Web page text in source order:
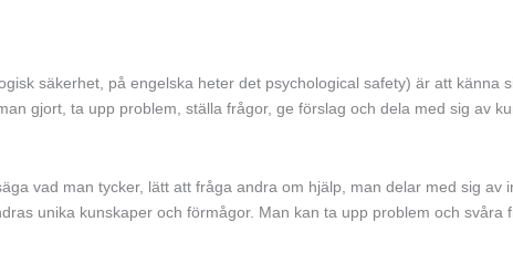
säkerhet, på engelska heter det psychological safety) är att känna
gjort, ta upp problem, ställa frågor, ge förslag och dela med sig av
vad man tycker, lätt att fråga andra om hjälp, man delar med sig
unika kunskaper och förmågor. Man kan ta upp problem och svåra